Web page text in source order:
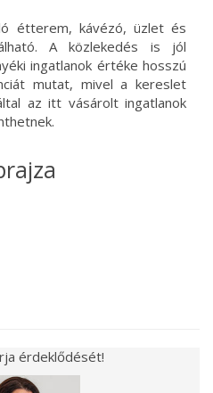
étterem, kávézó, üzlet és
A közlekedés is jól
ingatlanok értéke hosszú
mutat, mivel a kereslet
az itt vásárolt ingatlanok
érdeklődését!